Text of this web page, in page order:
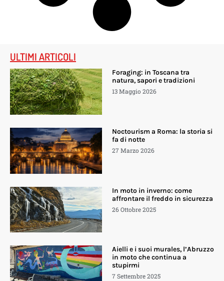
ULTIMI ARTICOLI
Foraging: in Toscana tra
natura, sapori e tradizioni
13 Maggio 2026
Noctourism a Roma: la storia si
fa di notte
27 Marzo 2026
In moto in inverno: come
affrontare il freddo in sicurezza
26 Ottobre 2025
Aielli e i suoi murales, l’Abruzzo
in moto che continua a
stupirmi
7 Settembre 2025